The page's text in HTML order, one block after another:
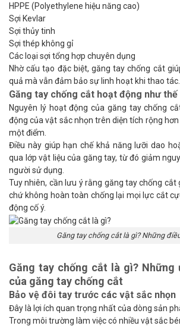
HPPE (Polyethylene hiệu năng cao)
Sợi Kevlar
Sợi thủy tinh
Sợi thép không gỉ
Các loại sợi tổng hợp chuyên dụng
Nhờ cấu tạo đặc biệt, găng tay chống cắt
quả mà vẫn đảm bảo sự linh hoạt khi thao tác.
Găng tay chống cắt hoạt động như thế
Nguyên lý hoạt động của găng tay chống
động của vật sắc nhọn trên diện tích rộng
một điểm.
Điều này giúp hạn chế khả năng lưỡi dao
qua lớp vật liệu của găng tay, từ đó giảm
người sử dụng.
Tuy nhiên, cần lưu ý rằng găng tay chống cắt
chứ không hoàn toàn chống lại mọi lực cắt
động cố ý.
Găng tay chống cắt là gì? Những
Găng tay chống cắt là gì? Những
của găng tay chống cắt
Bảo vệ đôi tay trước các vật sắc nhọn
Đây là lợi ích quan trọng nhất của dòng sản
Trong môi trường làm việc có nhiều vật sắc